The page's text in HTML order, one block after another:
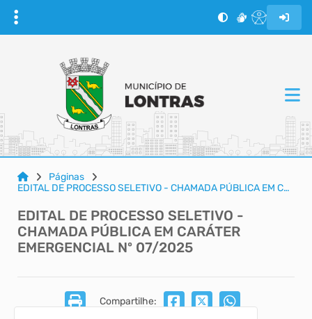
Páginas
EDITAL DE PROCESSO SELETIVO - CHAMADA PÚBLICA EM CARÁTER EMERGENCIAL Nº 07/2025
EDITAL DE PROCESSO SELETIVO -
CHAMADA PÚBLICA EM CARÁTER
EMERGENCIAL Nº 07/2025
Compartilhe: